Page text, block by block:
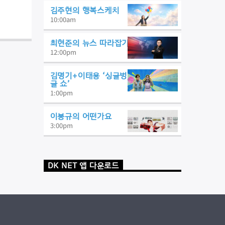
김주현의 행복스케치
10:00am
최현준의 뉴스 따라잡기
12:00pm
김명기+이태용 ‘싱글벙
글 쇼’
1:00pm
이봉규의 어떤가요
3:00pm
DK NET 앱 다운로드